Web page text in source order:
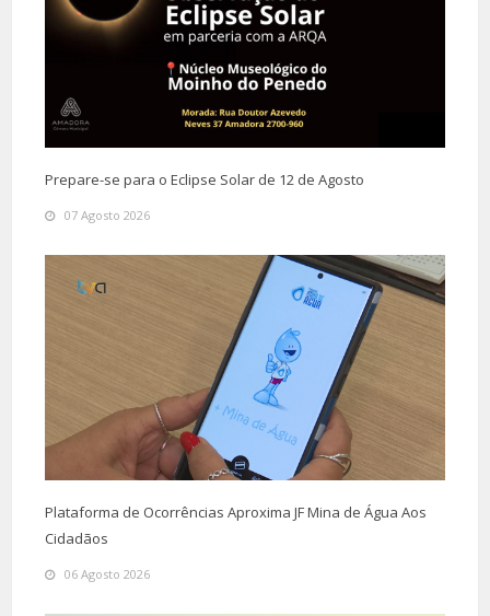
Prepare-se para o Eclipse Solar de 12 de Agosto
07 Agosto 2026
Plataforma de Ocorrências Aproxima JF Mina de Água Aos
Cidadãos
06 Agosto 2026